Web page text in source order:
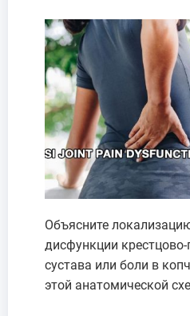
Объясните
дисфункции
сустава или боли в
этой анатомической